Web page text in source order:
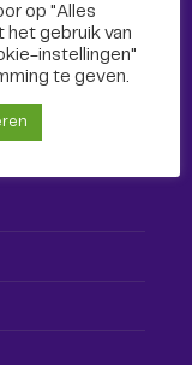
op "Alles
het gebruik van
instellingen"
te geven.